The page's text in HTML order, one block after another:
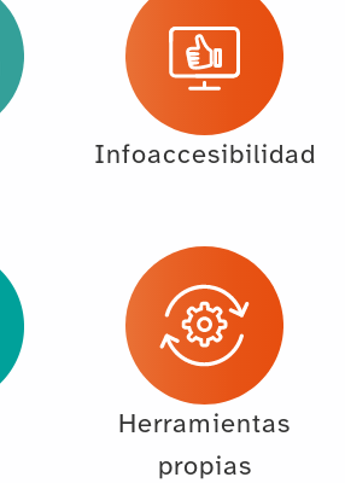
Infoaccesibilidad
Herramientas
propias